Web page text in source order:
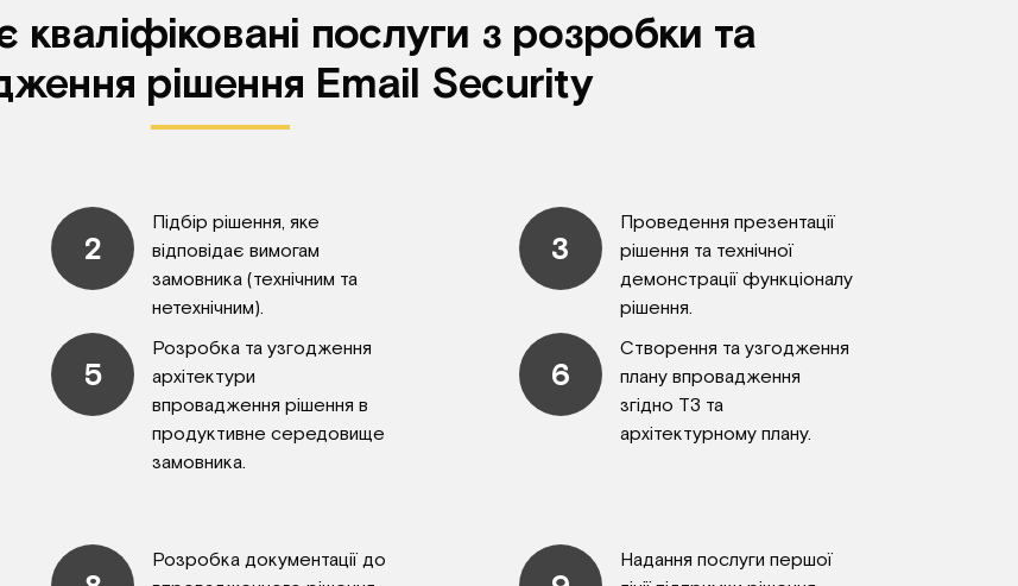
кваліфіковані послуги з розробки та
рішення Email Security
2
Підбір рішення, яке
відповідає вимогам
замовника (технічним та
нетехнічним).
3
Проведення презентації
рішення та технічної
демонстрації функціоналу
рішення.
5
Розробка та узгодження
архітектури
впровадження рішення в
продуктивне середовище
замовника.
6
Створення та узгодження
плану впровадження
згідно ТЗ та
архітектурному плану.
Розробка документації до
Надання послуги першої